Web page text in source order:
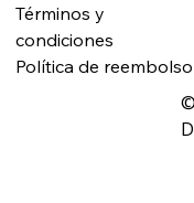
Términos y
condiciones
Política de reembolso